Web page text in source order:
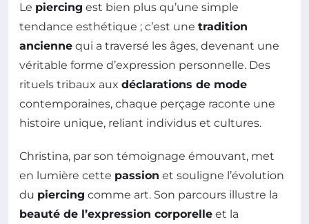
Le piercing est bien plus qu’une simple
tendance esthétique ; c’est une tradition
ancienne qui a traversé les âges, devenant une
véritable forme d’expression personnelle. Des
rituels tribaux aux déclarations de mode
contemporaines, chaque perçage raconte une
histoire unique, reliant individus et cultures.
Christina, par son témoignage émouvant, met
en lumière cette passion et souligne l’évolution
du piercing comme art. Son parcours illustre la
beauté de l’expression corporelle et la